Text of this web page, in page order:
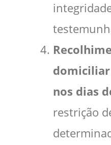
nos dias
restrição